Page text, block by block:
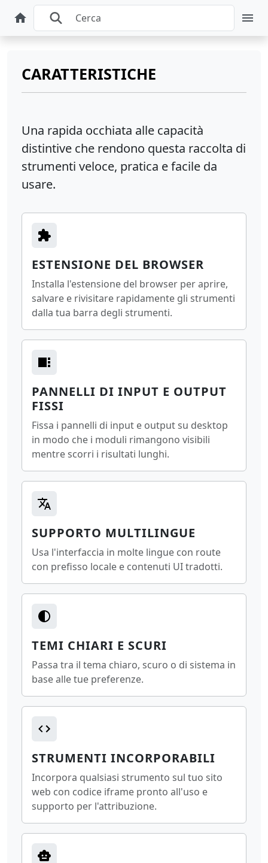
CARATTERISTICHE
Una rapida occhiata alle capacità
distintive che rendono questa raccolta di
strumenti veloce, pratica e facile da
usare.
ESTENSIONE DEL BROWSER
Installa l'estensione del browser per aprire,
salvare e rivisitare rapidamente gli strumenti
dalla tua barra degli strumenti.
PANNELLI DI INPUT E OUTPUT
FISSI
Fissa i pannelli di input e output su desktop
in modo che i moduli rimangono visibili
mentre scorri i risultati lunghi.
SUPPORTO MULTILINGUE
Usa l'interfaccia in molte lingue con route
con prefisso locale e contenuti UI tradotti.
TEMI CHIARI E SCURI
Passa tra il tema chiaro, scuro o di sistema in
base alle tue preferenze.
STRUMENTI INCORPORABILI
Incorpora qualsiasi strumento sul tuo sito
web con codice iframe pronto all'uso e
supporto per l'attribuzione.